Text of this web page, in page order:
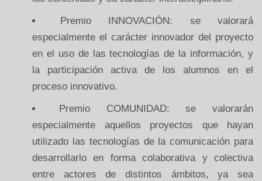
Premio INNOVACIÓN: se valorará
especialmente el carácter innovador del proyecto
en el uso de las tecnologías de la información, y
la participación activa de los alumnos en el
proceso innovativo.
Premio COMUNIDAD: se valorarán
especialmente aquellos proyectos que hayan
utilizado las tecnologías de la comunicación para
desarrollarlo en forma colaborativa y colectiva
entre actores de distintos ámbitos, ya sea